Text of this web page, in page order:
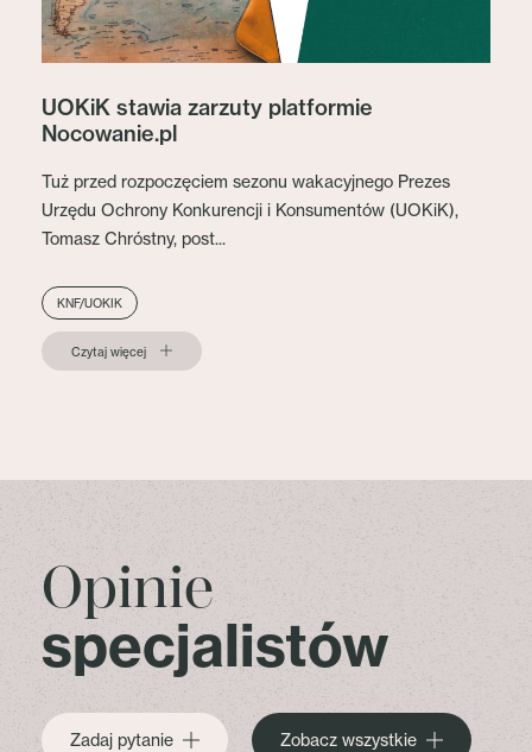
UOKiK stawia zarzuty platformie
Nocowanie.pl
Tuż przed rozpoczęciem sezonu wakacyjnego Prezes
Urzędu Ochrony Konkurencji i Konsumentów (UOKiK),
Tomasz Chróstny, post...
KNF/UOKIK
Czytaj więcej
Opinie
specjalistów
Zadaj pytanie Zobacz wszystkie